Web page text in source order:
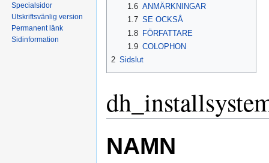
1.6 ANMÄRKNINGAR
1.7 SE OCKSÅ
1.8 FÖRFATTARE
1.9 COLOPHON
2 Sidslut
NAMN
Specialsidor
Utskriftsvänlig version
Permanent länk
Sidinformation